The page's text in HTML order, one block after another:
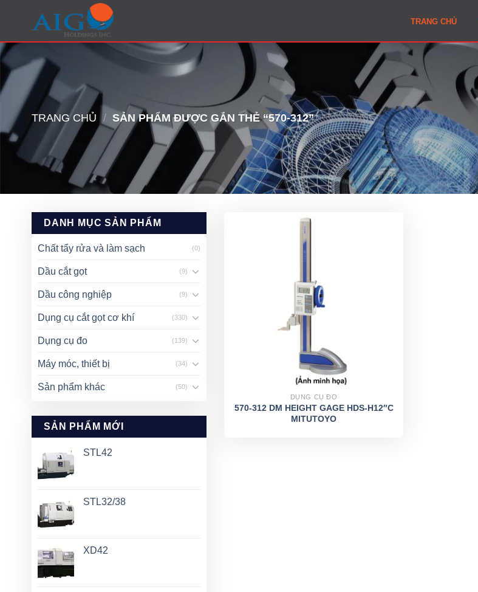
TRANG CHỦ
TRANG CHỦ / SẢN PHẨM ĐƯỢC GẮN THẺ “570-312”
DANH MỤC SẢN PHẨM
Chất tẩy rửa và làm sạch (0)
Dầu cắt gọt (9)
Dầu công nghiệp (9)
Dụng cụ cắt gọt cơ khí (330)
Dụng cụ đo (139)
Máy móc, thiết bị (34)
Sản phẩm khác (50)
SẢN PHẨM MỚI
STL42
STL32/38
XD42
DỤNG CỤ ĐO
570-312 DM HEIGHT GAGE HDS-H12″C
MITUTOYO